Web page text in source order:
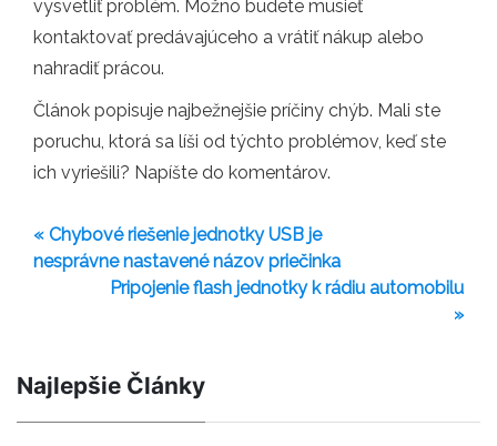
vysvetliť problém. Možno budete musieť
kontaktovať predávajúceho a vrátiť nákup alebo
nahradiť prácou.
Článok popisuje najbežnejšie príčiny chýb. Mali ste
poruchu, ktorá sa líši od týchto problémov, keď ste
ich vyriešili? Napíšte do komentárov.
« Chybové riešenie jednotky USB je
nesprávne nastavené názov priečinka
Pripojenie flash jednotky k rádiu automobilu
»
Najlepšie Články